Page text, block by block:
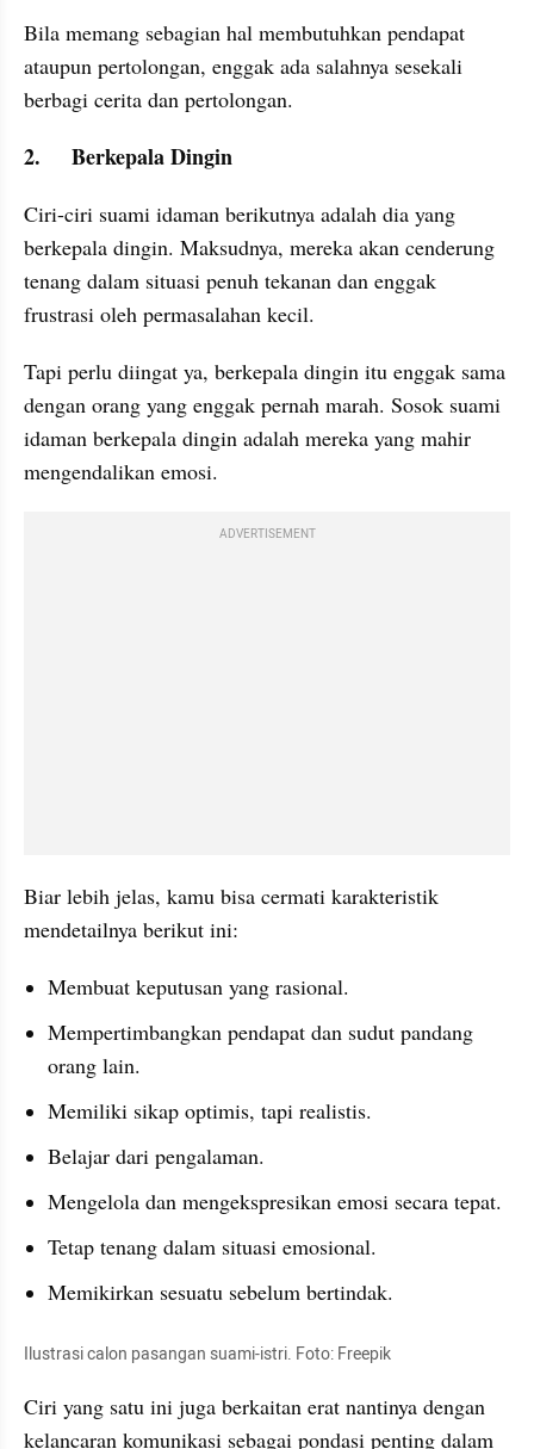
Bila memang sebagian hal membutuhkan pendapat
ataupun pertolongan, enggak ada salahnya sesekali
berbagi cerita dan pertolongan.
2.	Berkepala Dingin
Ciri-ciri suami idaman berikutnya adalah dia yang
berkepala dingin. Maksudnya, mereka akan cenderung
tenang dalam situasi penuh tekanan dan enggak
frustrasi oleh permasalahan kecil.
Tapi perlu diingat ya, berkepala dingin itu enggak sama
dengan orang yang enggak pernah marah. Sosok suami
idaman berkepala dingin adalah mereka yang mahir
mengendalikan emosi.
ADVERTISEMENT
Biar lebih jelas, kamu bisa cermati karakteristik
mendetailnya berikut ini:
Membuat keputusan yang rasional.
Mempertimbangkan pendapat dan sudut pandang
orang lain.
Memiliki sikap optimis, tapi realistis.
Belajar dari pengalaman.
Mengelola dan mengekspresikan emosi secara tepat.
Tetap tenang dalam situasi emosional.
Memikirkan sesuatu sebelum bertindak.
Ilustrasi calon pasangan suami-istri. Foto: Freepik
Ciri yang satu ini juga berkaitan erat nantinya dengan
kelancaran komunikasi sebagai pondasi penting dalam